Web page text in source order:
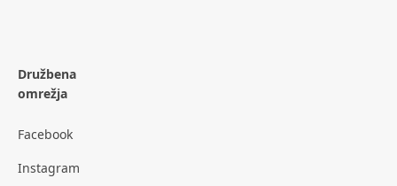
Družbena
omrežja
Facebook
Instagram